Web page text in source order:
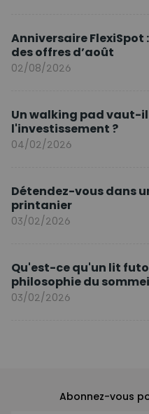
Anniversaire FlexiSpot
des offres d’août
02/08/2026
Un walking pad vaut-
l'investissement ?
04/02/2026
Détendez-vous dans
printanier
03/02/2026
Qu'est-ce qu'un lit
philosophie du
03/02/2026
Abonnez-vous